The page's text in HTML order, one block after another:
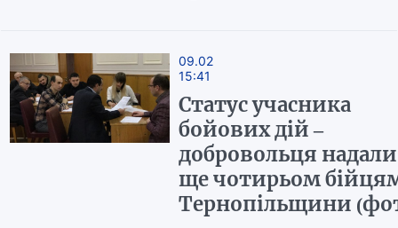
09.02
15:41
Статус учасника
бойових дій –
добровольця надали
ще чотирьом
Тернопільщини